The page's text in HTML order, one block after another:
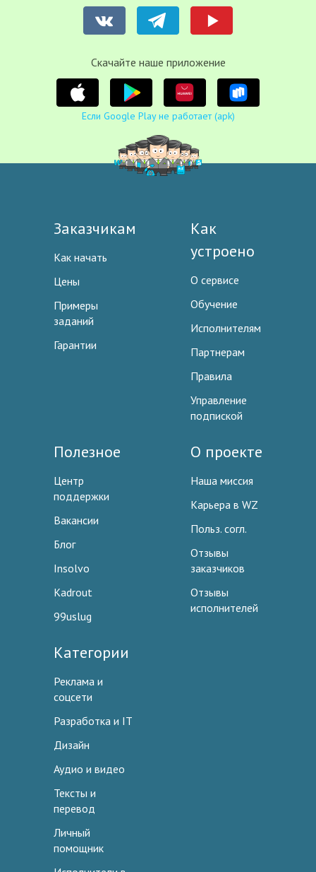
Cкачайте наше приложение
Если Google Play не работает (apk)
Заказчикам
Как начать
Цены
Примеры
заданий
Гарантии
Как
устроено
О сервисе
Обучение
Исполнителям
Партнерам
Правила
Управление
подпиской
Полезное
Центр
поддержки
Вакансии
Блог
Insolvo
Kadrout
99uslug
О проекте
Наша миссия
Карьера в WZ
Польз. согл.
Отзывы
заказчиков
Отзывы
исполнителей
Категории
Реклама и
соцсети
Разработка и IT
Дизайн
Аудио и видео
Тексты и
перевод
Личный
помощник